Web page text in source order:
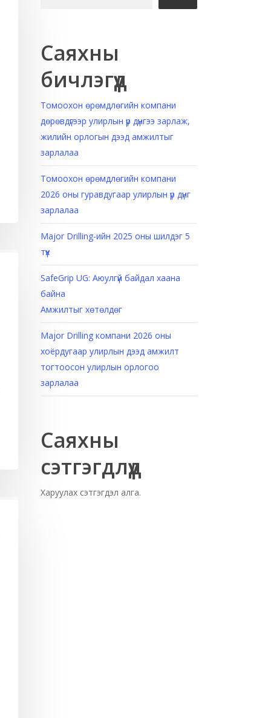
Саяхны
бичлэгүүд
Томоохон өрөмдлөгийн компани
дөрөвдүгээр улирлын үр дүнгээ зарлаж,
жилийн орлогын дээд амжилтыг
зарлалаа
Томоохон өрөмдлөгийн компани
2026 оны гуравдугаар улирлын үр дүнг
зарлалаа
Major Drilling-ийн 2025 оны шилдэг 5
түүх
SafeGrip UG: Аюулгүй байдал хаана
байна
Амжилтыг хөтөлдөг
Major Drilling компани 2026 оны
хоёрдугаар улирлын дээд амжилт
тогтоосон улирлын орлогоо
зарлалаа
Саяхны
сэтгэгдлүүд
Харуулах сэтгэгдэл алга.